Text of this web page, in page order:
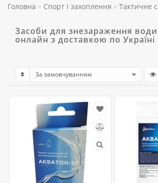
Головна Спорт і захоплення Тактичне
Засоби для знезараження
онлайн з доставкою по Україні